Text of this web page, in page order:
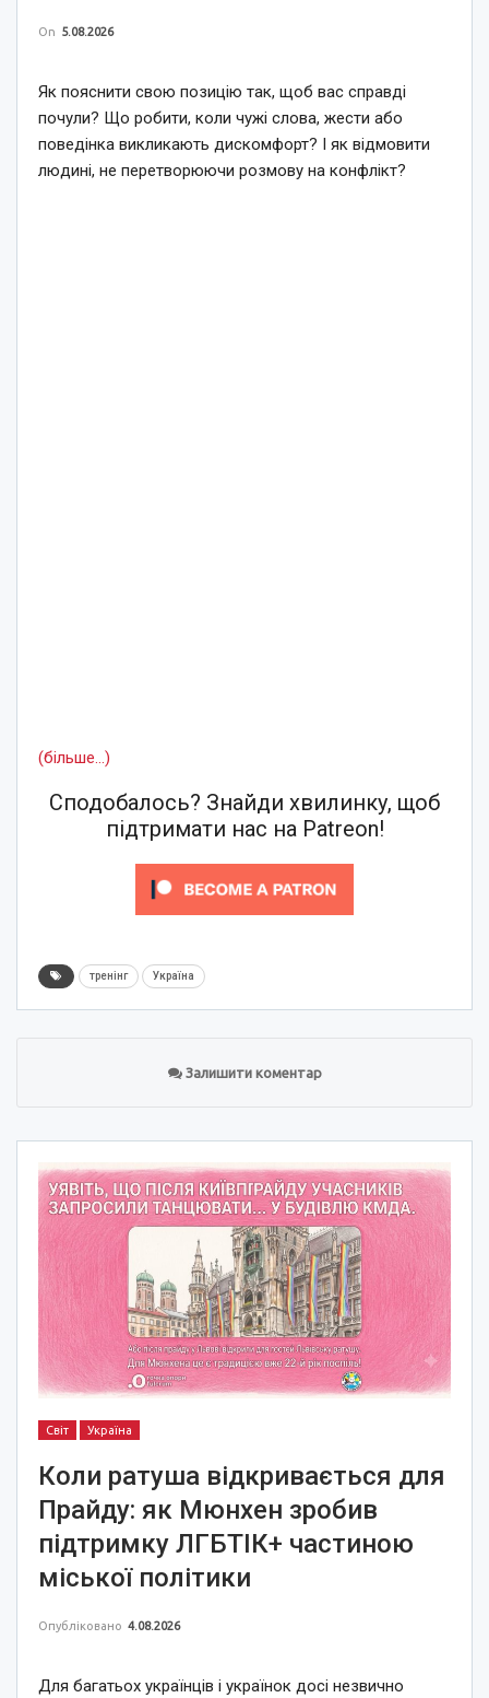
On 5.08.2026
Як пояснити свою позицію так, щоб вас справді
почули? Що робити, коли чужі слова, жести або
поведінка викликають дискомфорт? І як відмовити
людині, не перетворюючи розмову на конфлікт?
(більше…)
Сподобалось? Знайди хвилинку, щоб
підтримати нас на Patreon!
тренінг Україна
Залишити коментар
Світ Україна
Коли ратуша відкривається для
Прайду: як Мюнхен зробив
підтримку ЛГБТІК+ частиною
міської політики
Опубліковано 4.08.2026
Для багатьох українців і українок досі незвично